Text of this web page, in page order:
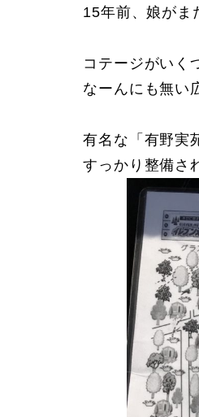
15年前、娘がま
コテージがいく
なーんにも無い
有名な「有野実
すっかり整備さ